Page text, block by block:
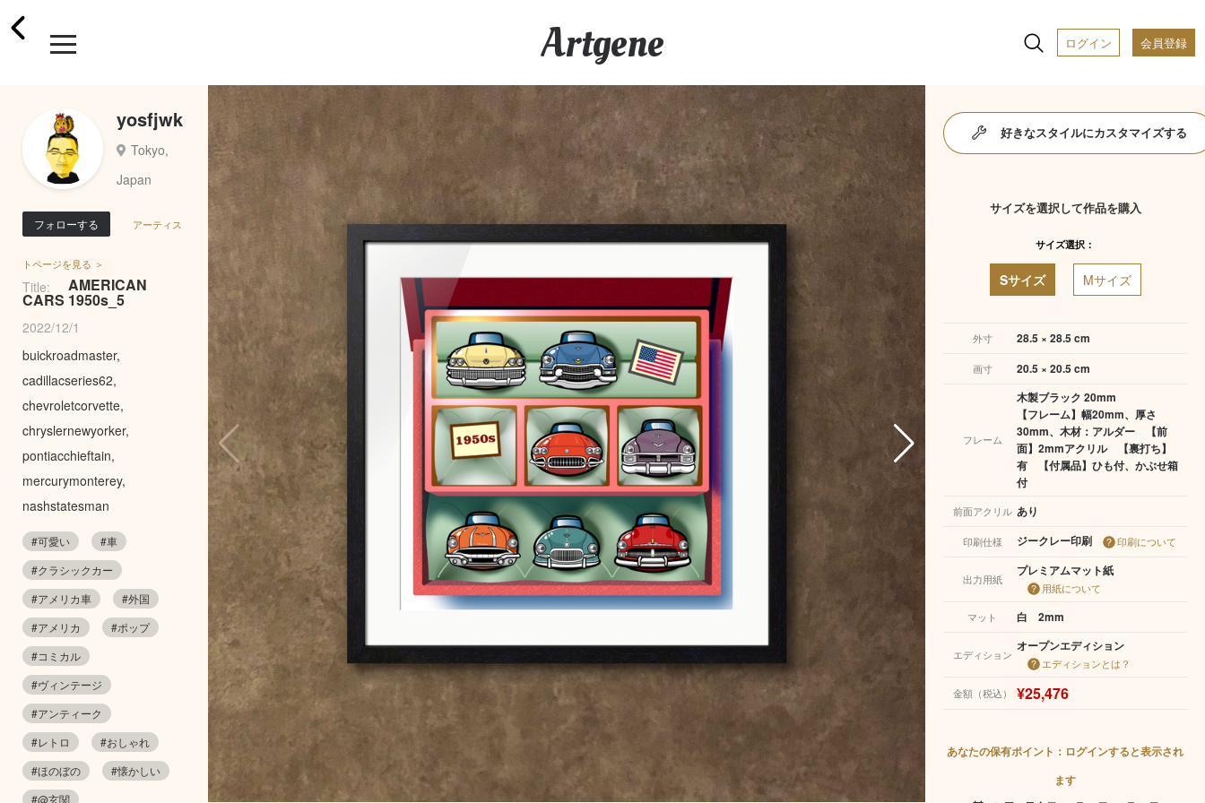
Artgene ログイン 会員登録
yosfjwk
Tokyo,
Japan
フォローする アーティス
トページを見る ＞
Title: AMERICAN
CARS 1950s_5
2022/12/1
buickroadmaster,
cadillacseries62,
chevroletcorvette,
chryslernewyorker,
pontiacchieftain,
mercurymonterey,
nashstatesman
#可愛い
#車
#クラシックカー
#アメリカ車
#外国
#アメリカ
#ポップ
#コミカル
#ヴィンテージ
#アンティーク
#レトロ
#おしゃれ
#ほのぼの
#懐かしい
#@玄関
好きなスタイルにカスタマイズする
サイズを選択して作品を購入
サイズ選択：
Sサイズ Mサイズ
外寸 28.5 × 28.5 cm
画寸 20.5 × 20.5 cm
フレーム
木製ブラック 20mm
【フレーム】幅20mm、厚さ
30mm、木材：アルダー 【前
面】2mmアクリル 【裏打ち】
有 【付属品】ひも付、かぶせ箱
付
前面アクリル あり
印刷仕様 ジークレー印刷 印刷について
出力用紙
プレミアムマット紙
用紙について
マット
白 2mm
エディション
オープンエディション
エディションとは？
金額（税込） ¥25,476
あなたの保有ポイント：ログインすると表示され
ます